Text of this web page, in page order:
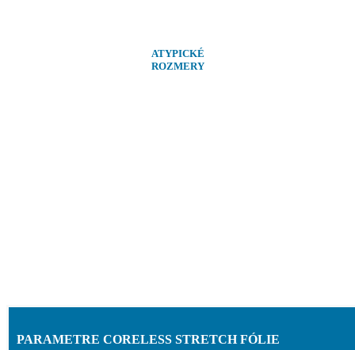
ATYPICKÉ
ROZMERY
PARAMETRE CORELESS STRETCH FÓLIE